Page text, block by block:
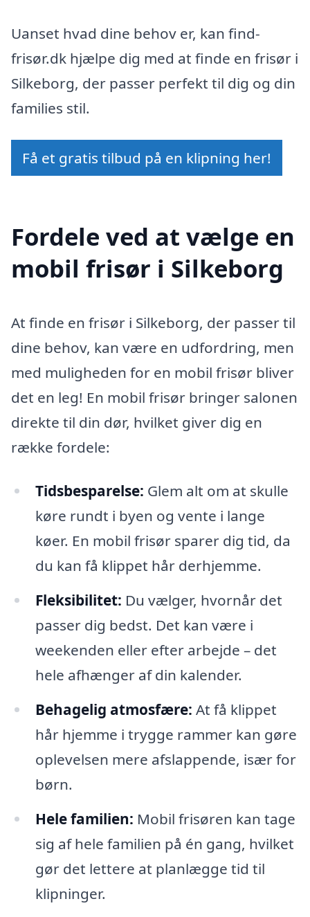
Uanset hvad dine behov er, kan find-
frisør.dk hjælpe dig med at finde en frisør i
Silkeborg, der passer perfekt til dig og din
families stil.
Få et gratis tilbud på en klipning her!
Fordele ved at vælge en
mobil frisør i Silkeborg
At finde en frisør i Silkeborg, der passer til
dine behov, kan være en udfordring, men
med muligheden for en mobil frisør bliver
det en leg! En mobil frisør bringer salonen
direkte til din dør, hvilket giver dig en
række fordele:
Tidsbesparelse: Glem alt om at skulle
køre rundt i byen og vente i lange
køer. En mobil frisør sparer dig tid, da
du kan få klippet hår derhjemme.
Fleksibilitet: Du vælger, hvornår det
passer dig bedst. Det kan være i
weekenden eller efter arbejde – det
hele afhænger af din kalender.
Behagelig atmosfære: At få klippet
hår hjemme i trygge rammer kan gøre
oplevelsen mere afslappende, især for
børn.
Hele familien: Mobil frisøren kan tage
sig af hele familien på én gang, hvilket
gør det lettere at planlægge tid til
klipninger.